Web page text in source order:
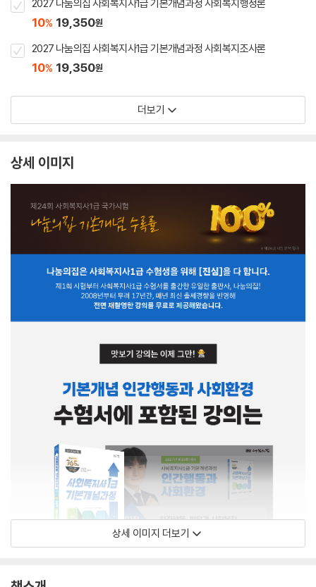
2027 나눔의집 사회복지사1급 기본개념과정 사회복지행정론
10% 19,350원
2027 나눔의집 사회복지사1급 기본개념과정 사회복지조사론
10% 19,350원
더보기
상세 이미지
상세 이미지 더보기